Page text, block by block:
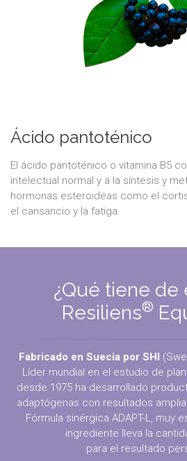
Ácido pantoténico
El ácido pantoténico o vitamina B5
intelectual normal y a la síntesis y
hormonas esteroideas como el
el cansancio y la fatiga.
¿Qué tiene de
Resiliens®
Fabricado en Suecia por SHI
Líder mundial en el estudio de
desde 1975 ha desarrollado
adaptógenas con resultados
Fórmula sinérgica ADAPT-L, muy
ingrediente lleva la
para el resultado